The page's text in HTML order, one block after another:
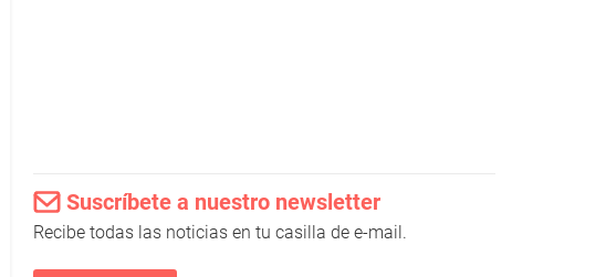
Suscríbete a nuestro newsletter
Recibe todas las noticias en tu casilla de e-mail.